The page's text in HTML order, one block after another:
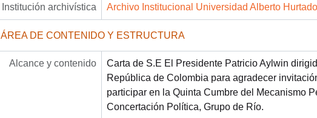
Institución archivística Archivo Institucional Universidad Alberto Hurtado
ÁREA DE CONTENIDO Y ESTRUCTURA
Alcance y contenido
Carta de S.E El Presidente Patricio Aylwin
República de Colombia para agradecer
participar en la Quinta Cumbre del Mecanismo
Concertación Política, Grupo de Río.